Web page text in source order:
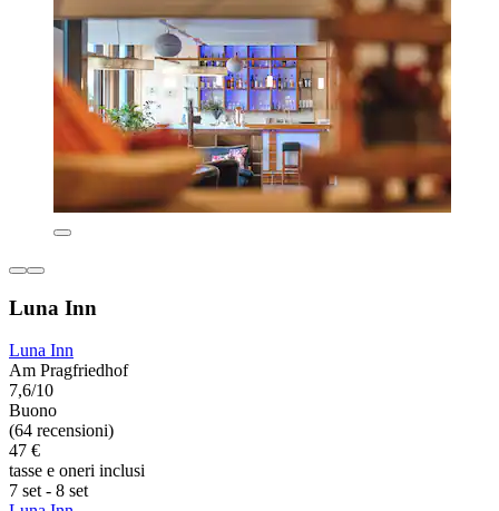
Luna Inn
Luna Inn
Am Pragfriedhof
7,6/10
Buono
(64 recensioni)
47 €
tasse e oneri inclusi
7 set - 8 set